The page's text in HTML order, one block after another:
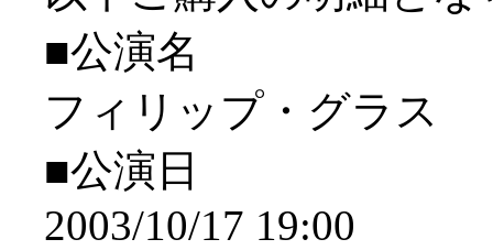
■公演名
フィリップ・グラス
■公演日
2003/10/17 19:00